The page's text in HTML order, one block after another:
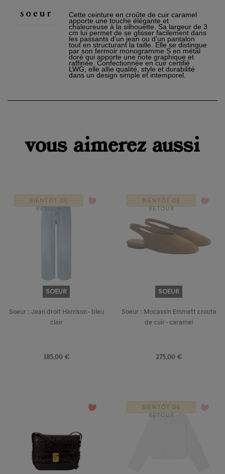
Ajouter à ma liste d'envies ×
nouvelle
liste
×
Vous devez être connecté pour ajouter des produits à
votre liste d'envies.
Annuler
Cette ceinture en croûte de cuir caramel
apporte une touche élégante et
chaleureuse à la silhouette. Sa largeur de 3
cm lui permet de se glisser facilement dans
les passants d’un jean ou d’un pantalon
tout en structurant la taille. Elle se distingue
par son fermoir monogramme S en métal
doré qui apporte une note graphique et
raffinée. Confectionnée en cuir certifié
LWG, elle allie qualité, style et durabilité
dans un design simple et intemporel.
vous aimerez aussi
BIENTÔT DE
RETOUR
favorite_border
SOEUR
Soeur : Jean droit Harrison - bleu
clair
185,00 €
BIENTÔT DE
RETOUR
favorite_border
SOEUR
Soeur : Mocassin Emmett croute
de cuir - caramel
275,00 €
favorite_border
BIENTÔT DE
RETOUR
favorite_border